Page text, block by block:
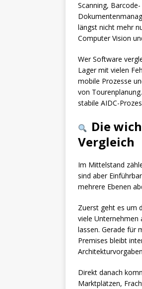
Scanning,
längst nicht mehr
Computer Vision
Wer Software
Lager mit vielen
mobile Prozesse
von
stabile AIDC-
Die
Vergleich
Im Mittelstand
sind aber
mehrere Ebenen
Zuerst geht es um
viele Unternehmen
lassen. Gerade für
Premises bleibt
Direkt danach
Marktplätzen,